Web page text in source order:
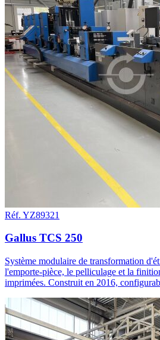
Réf. YZ89321
Gallus TCS 250
Système modulaire de transformation
l'emporte-pièce, le pelliculage et la
imprimées. Construit en 2016,